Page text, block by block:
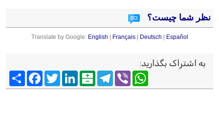
نظر شما چیست؟
Translate by Google: English Français| Deutsch Español
به اشتراک بگذارید:
FacebookTwitter
LinkedInBalatarin
TelegramViber
WhatsApp